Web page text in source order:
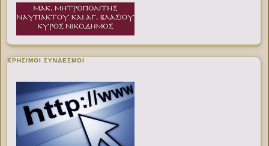
ΧΡΉΣΙΜΟΙ ΣΎΝΔΕΣΜΟΙ